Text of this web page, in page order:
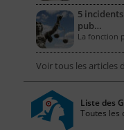
5
pub…
La fonction
Voir tous les articles
Liste des
Toutes les